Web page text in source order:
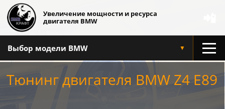
Увеличение мощности и ресурса
двигателя BMW
Выбор модели BMW ▼
Тюнинг двигателя BMW Z4 E89